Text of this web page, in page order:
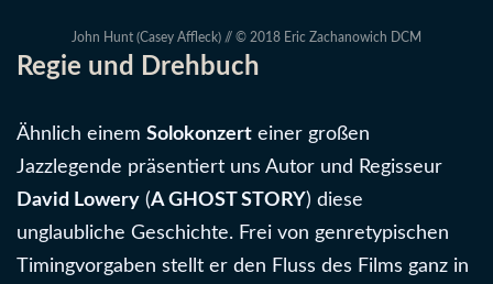
John Hunt (Casey Affleck) // © 2018 Eric Zachanowich DCM
Regie und Drehbuch
Ähnlich einem Solokonzert einer großen
Jazzlegende präsentiert uns Autor und Regisseur
David Lowery (A GHOST STORY) diese
unglaubliche Geschichte. Frei von genretypischen
Timingvorgaben stellt er den Fluss des Films ganz in